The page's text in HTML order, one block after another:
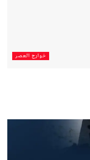
خوارج العصر